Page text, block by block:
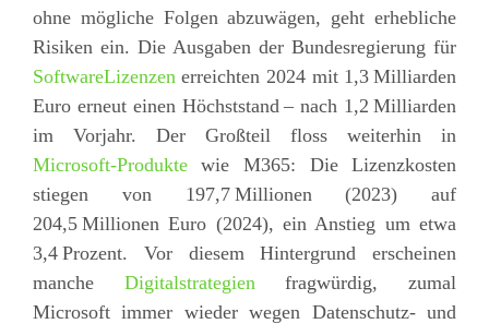
ohne mögliche Folgen abzuwägen, geht erhebliche
Risiken ein. Die Ausgaben der Bundesregierung für
SoftwareLizenzen erreichten 2024 mit 1,3 Milliarden
Euro erneut einen Höchststand – nach 1,2 Milliarden
im Vorjahr. Der Großteil floss weiterhin in
Microsoft-Produktewie M365: Die Lizenzkosten
stiegen von 197,7 Millionen (2023) auf
204,5 Millionen Euro (2024), ein Anstieg um etwa
3,4 Prozent. Vor diesem Hintergrund erscheinen
manche Digitalstrategien fragwürdig, zumal
Microsoft immer wieder wegen Datenschutz- und